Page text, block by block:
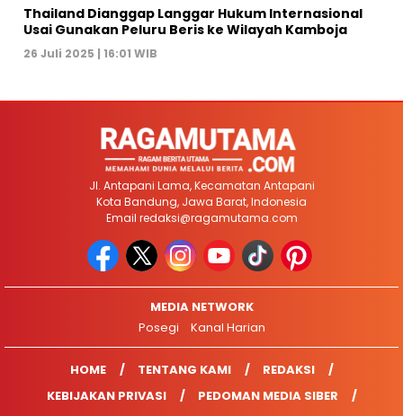
Thailand Dianggap Langgar Hukum Internasional
Usai Gunakan Peluru Beris ke Wilayah Kamboja
26 Juli 2025 | 16:01 WIB
Jl. Antapani Lama, Kecamatan Antapani
Kota Bandung, Jawa Barat, Indonesia
Email redaksi@ragamutama.com
MEDIA NETWORK
Posegi
Kanal Harian
HOME TENTANG KAMI
REDAKSI
KEBIJAKAN PRIVASI
PEDOMAN MEDIA SIBER